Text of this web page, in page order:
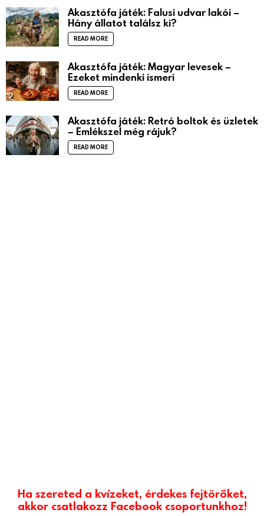
Akasztófa játék: Falusi udvar lakói –
Hány állatot találsz ki?
READ MORE
Akasztófa játék: Magyar levesek –
Ezeket mindenki ismeri
READ MORE
Akasztófa játék: Retró boltok és üzletek
– Emlékszel még rájuk?
READ MORE
Ha szereted a kvízeket, érdekes fejtörőket,
akkor csatlakozz Facebook csoportunkhoz!